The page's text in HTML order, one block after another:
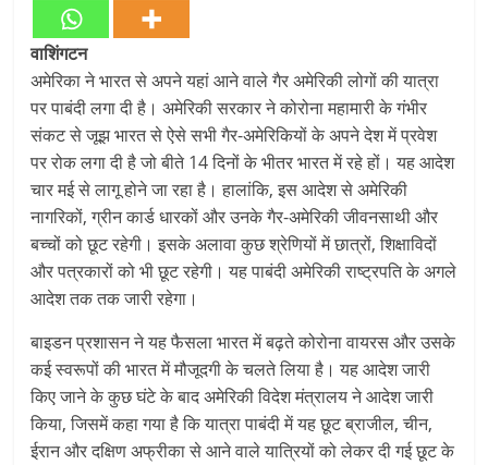
वाशिंगटन
अमेरिका ने भारत से अपने यहां आने वाले गैर अमेरिकी लोगों की यात्रा
पर पाबंदी लगा दी है। अमेरिकी सरकार ने कोरोना महामारी के गंभीर
संकट से जूझ भारत से ऐसे सभी गैर-अमेरिकियों के अपने देश में प्रवेश
पर रोक लगा दी है जो बीते 14 दिनों के भीतर भारत में रहे हों। यह आदेश
चार मई से लागू होने जा रहा है। हालांकि, इस आदेश से अमेरिकी
नागरिकों, ग्रीन कार्ड धारकों और उनके गैर-अमेरिकी जीवनसाथी और
बच्चों को छूट रहेगी। इसके अलावा कुछ श्रेणियों में छात्रों, शिक्षाविदों
और पत्रकारों को भी छूट रहेगी। यह पाबंदी अमेरिकी राष्ट्रपति के अगले
आदेश तक तक जारी रहेगा।
बाइडन प्रशासन ने यह फैसला भारत में बढ़ते कोरोना वायरस और उसके
कई स्वरूपों की भारत में मौजूदगी के चलते लिया है। यह आदेश जारी
किए जाने के कुछ घंटे के बाद अमेरिकी विदेश मंत्रालय ने आदेश जारी
किया, जिसमें कहा गया है कि यात्रा पाबंदी में यह छूट ब्राजील, चीन,
ईरान और दक्षिण अफ्रीका से आने वाले यात्रियों को लेकर दी गई छूट के